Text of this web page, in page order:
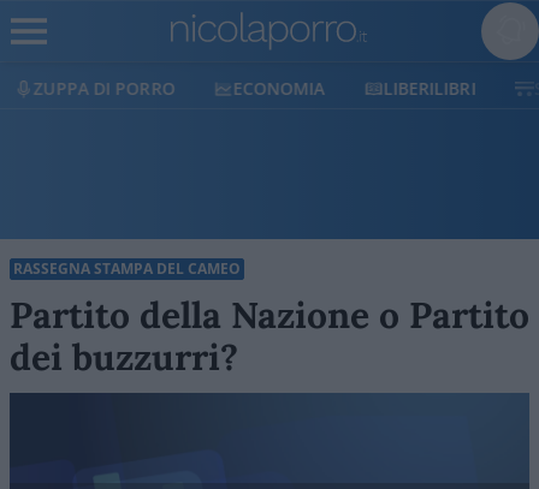
ECONOMIA LIBERILIBRI SHOP SOSTIENICI
RASSEGNA STAMPA DEL CAMEO
Partito della Nazione o Partito
dei buzzurri?